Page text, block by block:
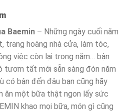
Baemin – Những ngày cuối năm
trang hoàng nhà cửa, làm tóc,
việc còn lại trong năm… bận
tươm tất mới sẵn sàng đón năm
có bận đến đâu bạn cũng hãy
ăn một bữa thật ngon lấy sức
khao mọi bữa, món gì cũng